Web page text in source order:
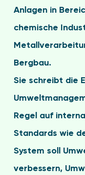
Anlagen in
chemische
Bergbau.
Sie schreibt die
Regel auf
Standards wie
System soll
verbessern,